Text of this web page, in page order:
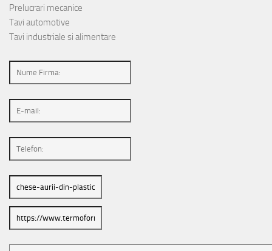
Prelucrari mecanice
Tavi automotive
Tavi industriale si alimentare